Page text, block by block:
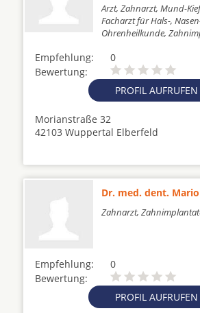
Arzt, Zahnarzt, Mund-
Facharzt für Hals-,
Ohrenheilkunde,
Empfehlung:
0
Bewertung:
PROFIL AUFRUFEN
Morianstraße 32
42103 Wuppertal Elberfeld
Dr. med. dent.
Zahnarzt,
Empfehlung:
0
Bewertung:
PROFIL AUFRUFEN